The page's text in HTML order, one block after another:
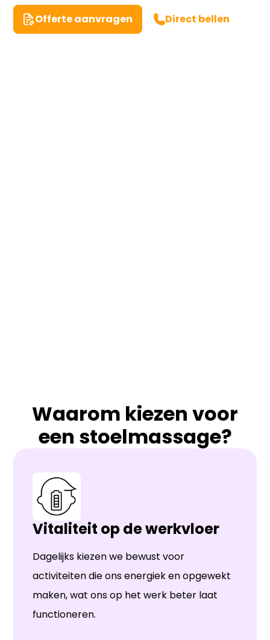
Offerte aanvragen Direct bellen
Waarom kiezen voor
een stoelmassage?
Vitaliteit op de werkvloer
Dagelijks kiezen we bewust voor
activiteiten die ons energiek en opgewekt
maken, wat ons op het werk beter laat
functioneren.